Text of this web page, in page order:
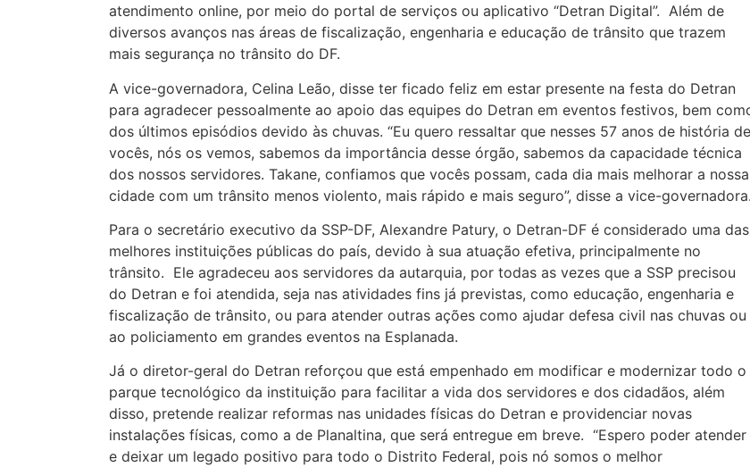
atendimento online, por meio do portal de serviços ou aplicativo “Detran Digital”. Além de
diversos avanços nas áreas de fiscalização, engenharia e educação de trânsito que trazem
mais segurança no trânsito do DF.
A vice-governadora, Celina Leão, disse ter ficado feliz em estar presente na festa do Detran
para agradecer pessoalmente ao apoio das equipes do Detran em eventos festivos, bem
dos últimos episódios devido às chuvas. “Eu quero ressaltar que nesses 57 anos de história de
vocês, nós os vemos, sabemos da importância desse órgão, sabemos da capacidade técnica
dos nossos servidores. Takane, confiamos que vocês possam, cada dia mais melhorar a nossa
cidade com um trânsito menos violento, mais rápido e mais seguro”, disse a vice-governadora.
Para o secretário executivo da SSP-DF, Alexandre Patury, o Detran-DF é considerado uma das
melhores instituições públicas do país, devido à sua atuação efetiva, principalmente no
trânsito. Ele agradeceu aos servidores da autarquia, por todas as vezes que a SSP precisou
do Detran e foi atendida, seja nas atividades fins já previstas, como educação, engenharia e
fiscalização de trânsito, ou para atender outras ações como ajudar defesa civil nas chuvas ou
ao policiamento em grandes eventos na Esplanada.
Já o diretor-geral do Detran reforçou que está empenhado em modificar e modernizar todo o
parque tecnológico da instituição para facilitar a vida dos servidores e dos cidadãos, além
disso, pretende realizar reformas nas unidades físicas do Detran e providenciar novas
instalações físicas, como a de Planaltina, que será entregue em breve. “Espero poder atender
e deixar um legado positivo para todo o Distrito Federal, pois nó somos o melhor